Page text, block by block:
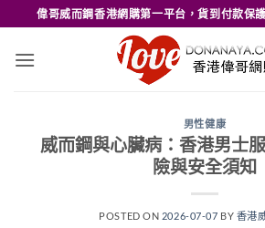
to
content
偉哥威而鋼香港網購第一平台，貨到付款保
男性健康
威而鋼與心臟病：香港男士
險與安全須知
POSTED ON 2026-07-07 BY 香港